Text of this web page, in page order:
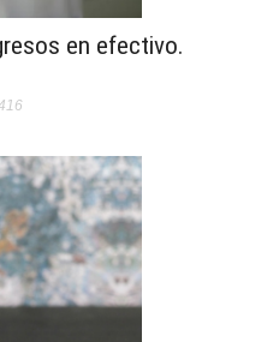
en efectivo.